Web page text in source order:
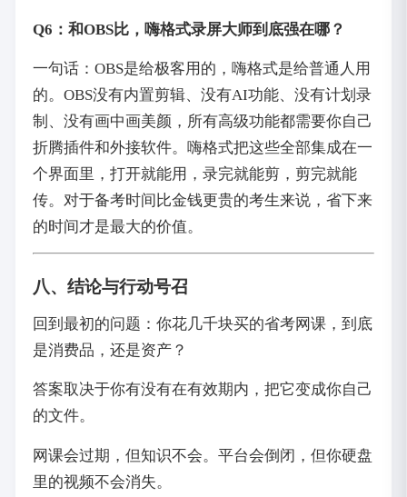
Q6：和OBS比，嗨格式录屏大师到底强在哪？
一句话：OBS是给极客用的，嗨格式是给普通人用
的。OBS没有内置剪辑、没有AI功能、没有计划录
制、没有画中画美颜，所有高级功能都需要你自己
折腾插件和外接软件。嗨格式把这些全部集成在一
个界面里，打开就能用，录完就能剪，剪完就能
传。对于备考时间比金钱更贵的考生来说，省下来
的时间才是最大的价值。
八、结论与行动号召
回到最初的问题：你花几千块买的省考网课，到底
是消费品，还是资产？
答案取决于你有没有在有效期内，把它变成你自己
的文件。
网课会过期，但知识不会。平台会倒闭，但你硬盘
里的视频不会消失。